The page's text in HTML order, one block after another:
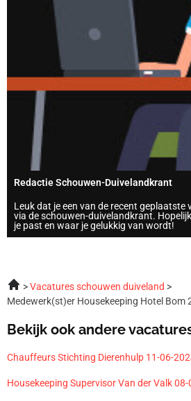
Redactie Schouwen-Duivelandkrant
Leuk dat je een van de recent geplaatste
via de schouwen-duivelandkrant.
je past en waar je gelukkig van wordt!
Vacatures schouwen duiveland
Medewerk(st)er Housekeeping Hotel Bom
Bekijk ook andere
Chauffeurs Stichting Dierenhulp 11-06-
Housekeeping Supervisor Van der Valk